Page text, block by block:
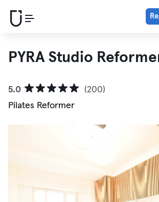
PYRA Studio
5.0
(200)
Pilates Reformer